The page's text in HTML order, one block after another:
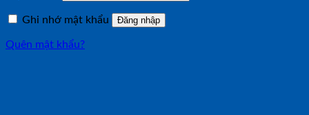
Ghi nhớ mật khẩu
Đăng nhập
Quên mật khẩu?